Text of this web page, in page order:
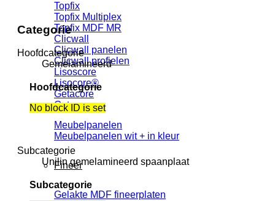
Topfix
Topfix Multiplex
Topfix MDF MR
Clicwall
Clicwall panelen
Clicwall profielen
Lisoscore
Lisocore®
Getacore
Getacore
Meubelpanelen
Meubelpanelen wit + in kleur
Fineer
Gelakte MDF fineerplaten
Categorie
Hoofdcategorie
Gemelamineerd
Hoofdcategorie
No block ID is set
Subcategorie
Unilin gemelamineerd spaanplaat
Subcategorie